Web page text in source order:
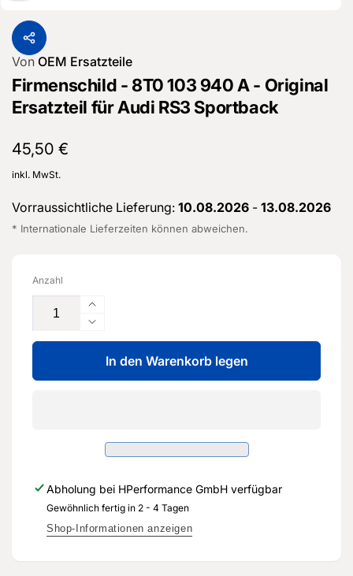
Von OEM Ersatzteile
Firmenschild - 8T0 103 940 A - Original
Ersatzteil für Audi RS3 Sportback
Normaler
Preis
45,50 €
inkl. MwSt.
Vorraussichtliche Lieferung: 10.08.2026 - 13.08.2026
* Internationale Lieferzeiten können abweichen.
Anzahl
Erhöhe
die
Menge
für
Firmenschild
940
Original
Ersatzteil
für
Verringere
die
Menge
für
103
940
-
Original
Ersatzteil
In den Warenkorb legen
Abholung bei HPerformance GmbH verfügbar
Gewöhnlich fertig in 2 - 4 Tagen
Shop-Informationen anzeigen